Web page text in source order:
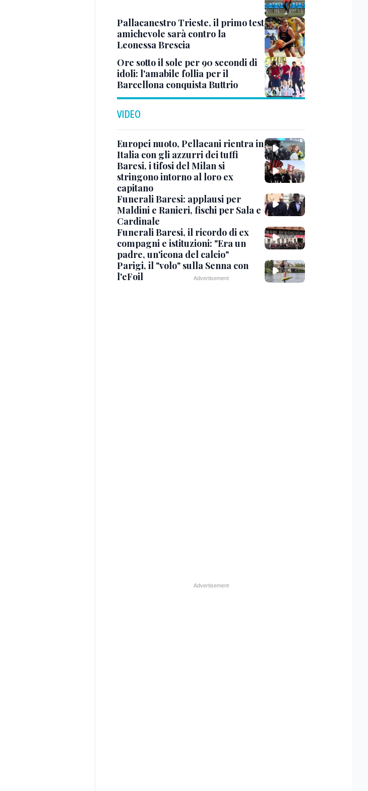
Pallacanestro Trieste, il primo test
amichevole sarà contro la
Leonessa Brescia
Ore sotto il sole per 90 secondi di
idoli: l'amabile follia per il
Barcellona conquista Buttrio
VIDEO
Europei nuoto, Pellacani rientra in
Italia con gli azzurri dei tuffi
Baresi, i tifosi del Milan si
stringono intorno al loro ex
capitano
Funerali Baresi: applausi per
Maldini e Ranieri, fischi per Sala e
Cardinale
Funerali Baresi, il ricordo di ex
compagni e istituzioni: "Era un
padre, un'icona del calcio"
Parigi, il "volo" sulla Senna con
l'eFoil